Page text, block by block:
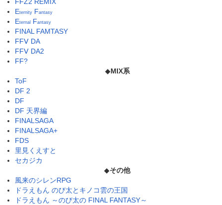
FFZ2 REMIX
Eternity Fantasy
Eternal Fantasy
FINAL FAMTASY
FFⅤ DA
FFⅤ DA2
FF?
◆MIX系
ToF
DF 2
DF
DF 天界編
FINALSAGA
FINALSAGA+
FDS
里見くえすと
セカジカ
◆その他
風来のシレンRPG
ドラえもん のび太とキノコ雲の王国
ドラえもん ～のび太の FINAL FANTASY～